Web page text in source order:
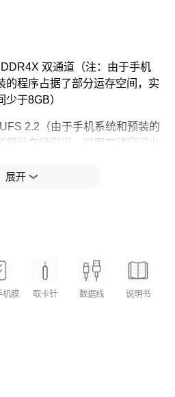
双通道（注：由于手机
的程序占据了部分运存空间，实
少于8GB）
2.2（由于手机系统和预装的
部分存储空间，可用存储空间少
展开
机膜 取卡针 数据线 说明书